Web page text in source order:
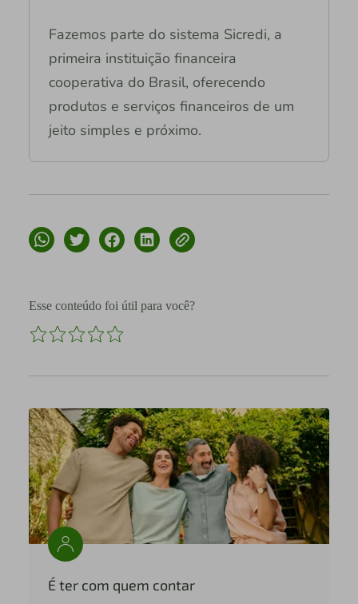
Fazemos parte do sistema Sicredi, a
primeira instituição financeira
cooperativa do Brasil, oferecendo
produtos e serviços financeiros de um
jeito simples e próximo.
Esse conteúdo foi útil para você?
É ter com quem contar